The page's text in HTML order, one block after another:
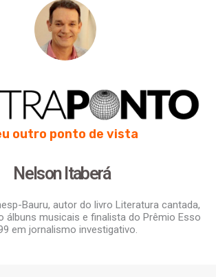
outro ponto de vista
Nelson Itaberá
Bauru, autor do livro Literatura cantada,
álbuns musicais e finalista do Prêmio Esso
em jornalismo investigativo.